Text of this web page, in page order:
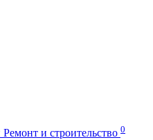
Ремонт и строительство 0